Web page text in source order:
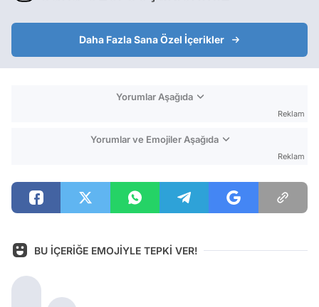
Daha Fazla Sana Özel İçerikler
Yorumlar Aşağıda
Reklam
Yorumlar ve Emojiler Aşağıda
Reklam
BU İÇERİĞE EMOJİYLE TEPKİ VER!